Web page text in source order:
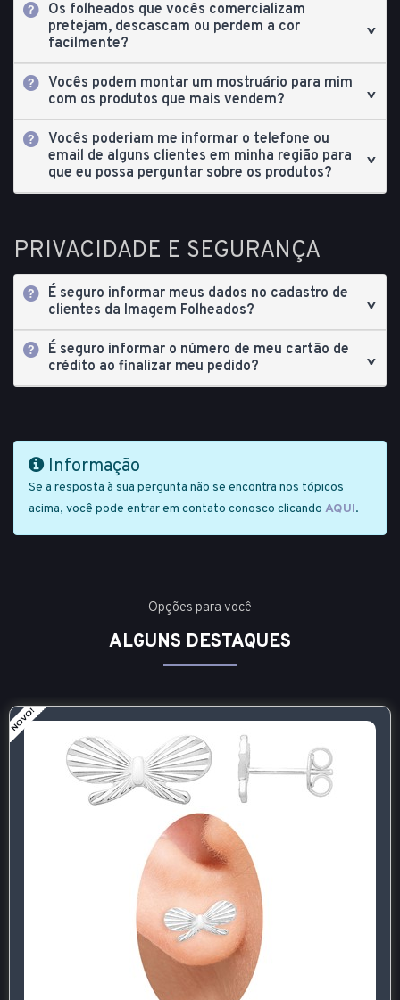
Os folheados que vocês comercializam
pretejam, descascam ou perdem a cor
facilmente?
Vocês podem montar um mostruário para mim
com os produtos que mais vendem?
Vocês poderiam me informar o telefone ou
email de alguns clientes em minha região para
que eu possa perguntar sobre os produtos?
PRIVACIDADE E SEGURANÇA
É seguro informar meus dados no cadastro de
clientes da Imagem Folheados?
É seguro informar o número de meu cartão de
crédito ao finalizar meu pedido?
Informação
Se a resposta à sua pergunta não se encontra nos tópicos
acima, você pode entrar em contato conosco clicando AQUI.
Opções para você
ALGUNS DESTAQUES